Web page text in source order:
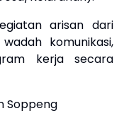
arisan dari
komunikasi,
kerja secara
Soppeng